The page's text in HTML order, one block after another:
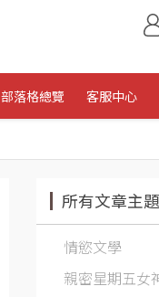
部落格總覽 客服中心
所有文章主題
情慾文學
親密星期五女